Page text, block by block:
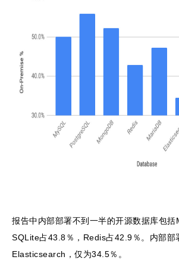
报告中内部部署不到一半的开源数据库包括
SQLite占43.8％，Redis占42.9％。内部部
Elasticsearch，仅为34.5％。